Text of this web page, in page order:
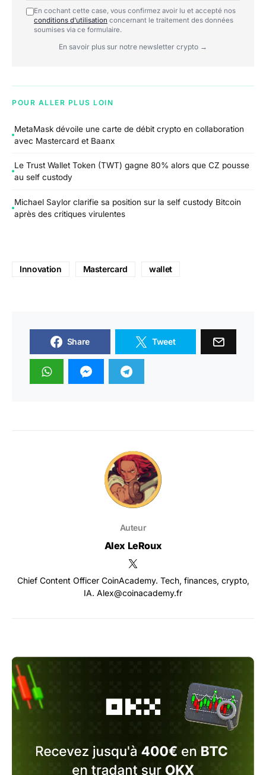
En cochant cette case, vous confirmez avoir lu et accepté nos
conditions d'utilisation concernant le traitement des données
soumises via ce formulaire.
En savoir plus sur notre newsletter crypto →
POUR ALLER PLUS LOIN
MetaMask dévoile une carte de débit crypto en collaboration
avec Mastercard et Baanx
Le Trust Wallet Token (TWT) gagne 80% alors que CZ pousse
au self custody
Michael Saylor clarifie sa position sur la self custody Bitcoin
après des critiques virulentes
Innovation Mastercard wallet
Share Tweet
Auteur
Alex LeRoux
Chief Content Officer CoinAcademy. Tech, finances, crypto,
IA. Alex@coinacademy.fr